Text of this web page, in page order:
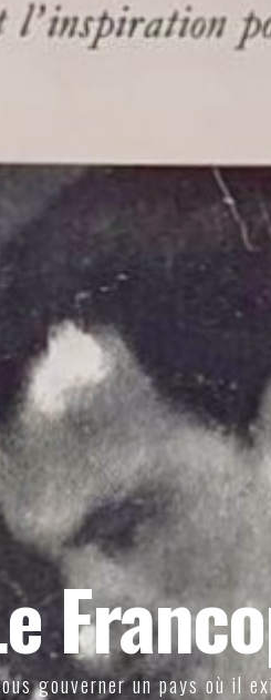
gouverner un pays où il